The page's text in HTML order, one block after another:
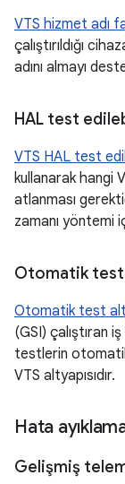
VTS hizmet adı
çalıştırıldığı
adını almayı
HAL test
VTS HAL test
kullanarak hangi
atlanması
zamanı yöntemi
Otomatik test
Otomatik test
(GSI) çalıştıran
testlerin
VTS altyapısıdır.
Hata
Gelişmiş